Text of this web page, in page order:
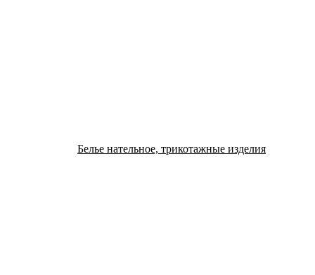
Белье нательное, трикотажные изделия